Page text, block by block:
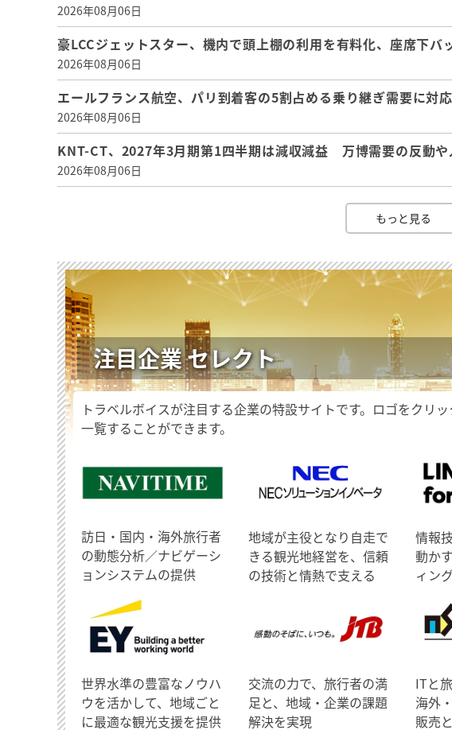
2026年08月06日
豪LCCジェットスター、機内で頭上棚の利用を有料化、座席下バ
2026年08月06日
エールフランス航空、パリ到着客の5割占める乗り継ぎ需要に対
2026年08月06日
KNT-CT、2027年3月期第1四半期は減収減益 万博需要の反動
2026年08月06日
もっと見る
注目企業 セレクト
トラベルボイスが注目する企業の特設サイトです。ロゴをクリ
一覧することができます。
訪日・国内・海外旅行者
の動態分析／ナビゲーシ
ョンシステムの提供
地域が主役となり自走で
きる観光地経営を、信頼
の技術と情熱で支える
情報
動か
ィン
世界水準の豊富なノウハ
ウを活かして、地域ごと
に最適な観光支援を提供
交流の力で、旅行者の満
足と、地域・企業の課題
解決を実現
ITと
海外
販売